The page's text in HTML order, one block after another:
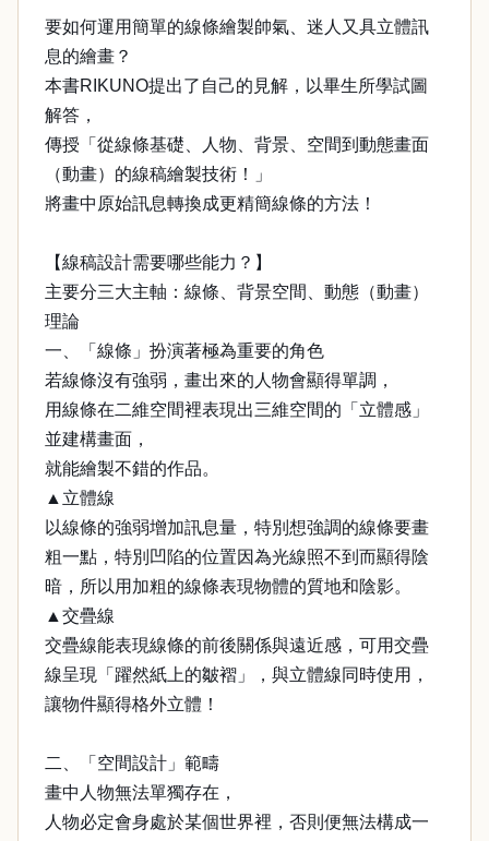
要如何運用簡單的線條繪製帥氣、迷人又具立體訊
息的繪畫？
本書RIKUNO提出了自己的見解，以畢生所學試圖
解答，
傳授「從線條基礎、人物、背景、空間到動態畫面
（動畫）的線稿繪製技術！」
將畫中原始訊息轉換成更精簡線條的方法！
【線稿設計需要哪些能力？】
主要分三大主軸：線條、背景空間、動態（動畫）
理論
一、「線條」扮演著極為重要的角色
若線條沒有強弱，畫出來的人物會顯得單調，
用線條在二維空間裡表現出三維空間的「立體感」
並建構畫面，
就能繪製不錯的作品。
▲立體線
以線條的強弱增加訊息量，特別想強調的線條要畫
粗一點，特別凹陷的位置因為光線照不到而顯得陰
暗，所以用加粗的線條表現物體的質地和陰影。
▲交疊線
交疊線能表現線條的前後關係與遠近感，可用交疊
線呈現「躍然紙上的皺褶」，與立體線同時使用，
讓物件顯得格外立體！
二、「空間設計」範疇
畫中人物無法單獨存在，
人物必定會身處於某個世界裡，否則便無法構成一